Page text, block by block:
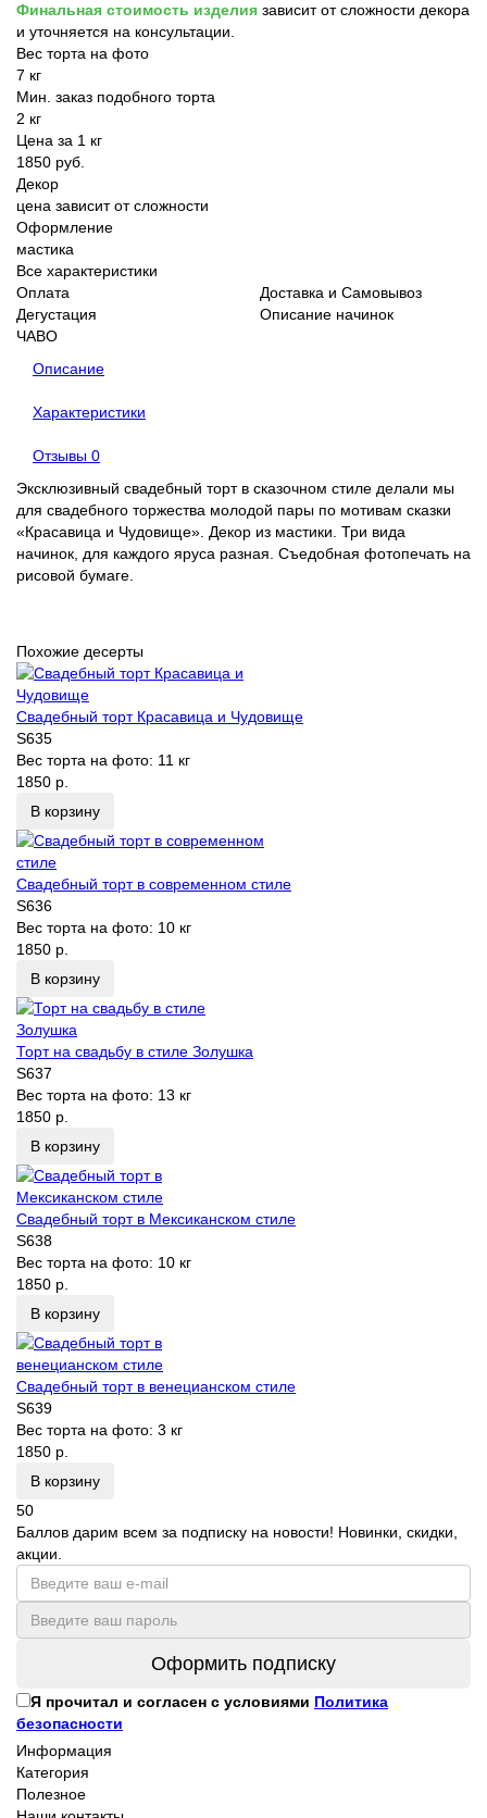
Финальная стоимость изделия зависит от сложности декора
и уточняется на консультации.
Вес торта на фото
7 кг
Мин. заказ подобного торта
2 кг
Цена за 1 кг
1850 руб.
Декор
цена зависит от сложности
Оформление
мастика
Все характеристики
Оплата
Доставка и Самовывоз
Дегустация
Описание начинок
ЧАВО
Описание
Характеристики
Отзывы 0
Эксклюзивный свадебный торт в сказочном стиле делали мы
для свадебного торжества молодой пары по мотивам сказки
«Красавица и Чудовище». Декор из мастики. Три вида
начинок, для каждого яруса разная. Съедобная фотопечать на
рисовой бумаге.
Похожие десерты
Свадебный торт Красавица и Чудовище
S635
Вес торта на фото: 11 кг
1850 р.
В корзину
Свадебный торт в современном стиле
S636
Вес торта на фото: 10 кг
1850 р.
В корзину
Торт на свадьбу в стиле Золушка
S637
Вес торта на фото: 13 кг
1850 р.
В корзину
Свадебный торт в Мексиканском стиле
S638
Вес торта на фото: 10 кг
1850 р.
В корзину
Свадебный торт в венецианском стиле
S639
Вес торта на фото: 3 кг
1850 р.
В корзину
50
Баллов дарим всем за подписку на новости! Новинки, скидки,
акции.
Оформить подписку
Я прочитал и согласен с условиями Политика
безопасности
Информация
Категория
Полезное